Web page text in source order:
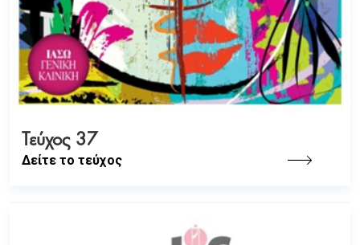
Τεύχος 37
Δείτε το τεύχος